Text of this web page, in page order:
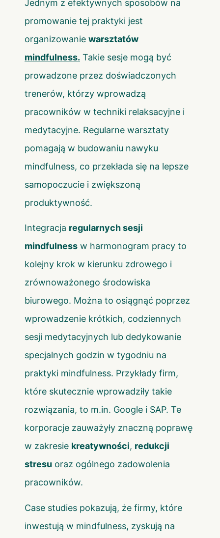
Jednym z efektywnych sposobów na
promowanie tej praktyki jest
organizowanie warsztatów
mindfulness. Takie sesje mogą być
prowadzone przez doświadczonych
trenerów, którzy wprowadzą
pracowników w techniki relaksacyjne i
medytacyjne. Regularne warsztaty
pomagają w budowaniu nawyku
mindfulness, co przekłada się na lepsze
samopoczucie i zwiększoną
produktywność.
Integracja regularnych sesji
mindfulness w harmonogram pracy to
kolejny krok w kierunku zdrowego i
zrównoważonego środowiska
biurowego. Można to osiągnąć poprzez
wprowadzenie krótkich, codziennych
sesji medytacyjnych lub dedykowanie
specjalnych godzin w tygodniu na
praktyki mindfulness. Przykłady firm,
które skutecznie wprowadziły takie
rozwiązania, to m.in. Google i SAP. Te
korporacje zauważyły znaczną poprawę
w zakresie kreatywności, redukcji
stresu oraz ogólnego zadowolenia
pracowników.
Case studies pokazują, że firmy, które
inwestują w mindfulness, zyskują na